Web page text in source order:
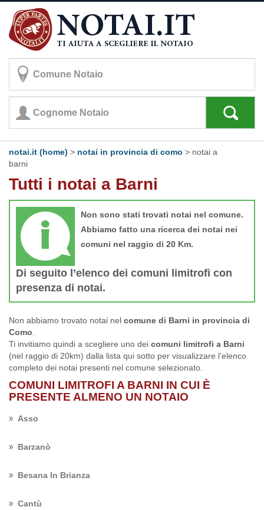
notai.it (home) > notai in provincia di como > notai a
barni
Tutti i notai a Barni
Non sono stati trovati notai nel comune.
Abbiamo fatto una ricerca dei notai nei
comuni nel raggio di 20 Km.
Di seguito l’elenco dei comuni limitrofi con
presenza di notai.
Non abbiamo trovato notai nel comune di Barni in provincia di
Como
Ti invitiamo quindi a scegliere uno dei comuni limitrofi a Barni
(nel raggio di 20km) dalla lista qui sotto per visualizzare l’elenco
completo dei notai presenti nel comune selezionato.
COMUNI LIMITROFI A BARNI IN CUI È
PRESENTE ALMENO UN NOTAIO
Asso
Barzanò
Besana In Brianza
Cantù